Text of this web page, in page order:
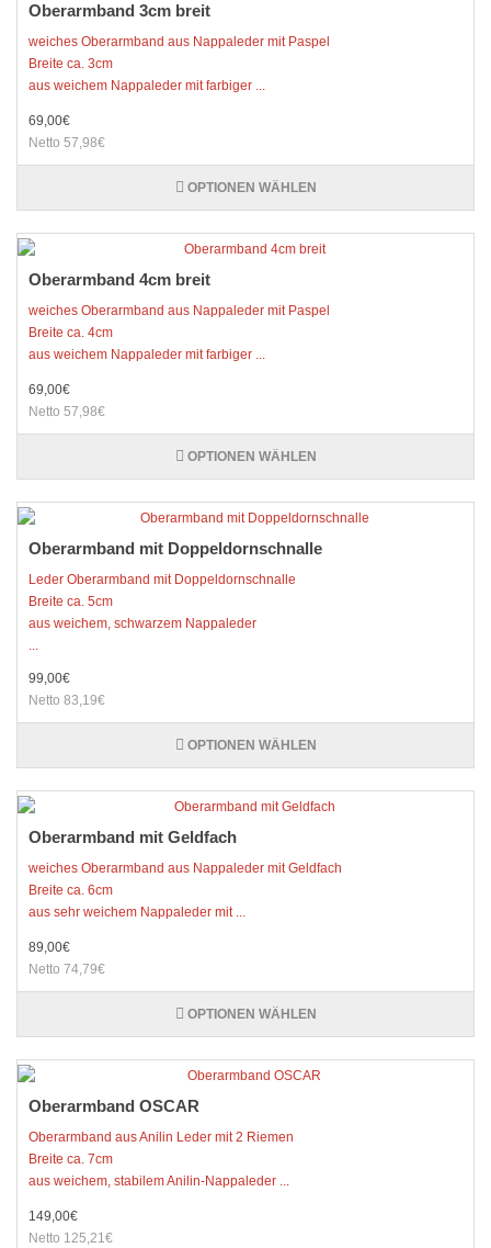
Oberarmband 3cm breit
weiches Oberarmband aus Nappaleder mit Paspel
Breite ca. 3cm
aus weichem Nappaleder mit farbiger ...
69,00€
Netto 57,98€
OPTIONEN WÄHLEN
Oberarmband 4cm breit
weiches Oberarmband aus Nappaleder mit Paspel
Breite ca. 4cm
aus weichem Nappaleder mit farbiger ...
69,00€
Netto 57,98€
OPTIONEN WÄHLEN
Oberarmband mit Doppeldornschnalle
Leder Oberarmband mit Doppeldornschnalle
Breite ca. 5cm
aus weichem, schwarzem Nappaleder
...
99,00€
Netto 83,19€
OPTIONEN WÄHLEN
Oberarmband mit Geldfach
weiches Oberarmband aus Nappaleder mit Geldfach
Breite ca. 6cm
aus sehr weichem Nappaleder mit ...
89,00€
Netto 74,79€
OPTIONEN WÄHLEN
Oberarmband OSCAR
Oberarmband aus Anilin Leder mit 2 Riemen
Breite ca. 7cm
aus weichem, stabilem Anilin-Nappaleder ...
149,00€
Netto 125,21€